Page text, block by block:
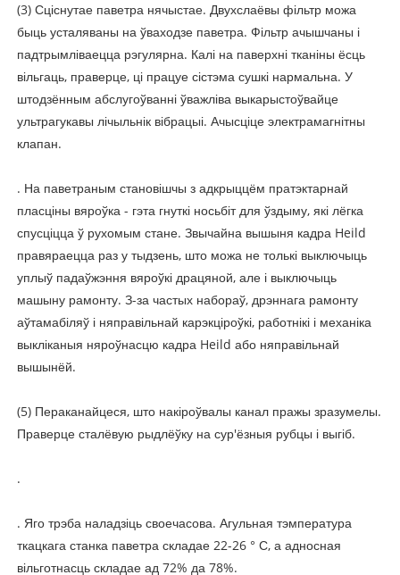
(3) Сціснутае паветра нячыстае. Двухслаёвы фільтр можа
быць усталяваны на ўваходзе паветра. Фільтр ачышчаны і
падтрымліваецца рэгулярна. Калі на паверхні тканіны ёсць
вільгаць, праверце, ці працуе сістэма сушкі нармальна. У
штодзённым абслугоўванні ўважліва выкарыстоўвайце
ультрагукавы лічыльнік вібрацыі. Ачысціце электрамагнітны
клапан.
. На паветраным становішчы з адкрыццём пратэктарнай
пласціны вяроўка - гэта гнуткі носьбіт для ўздыму, які лёгка
спусціцца ў рухомым стане. Звычайна вышыня кадра Heild
правяраецца раз у тыдзень, што можа не толькі выключыць
уплыў падаўжэння вяроўкі драцяной, але і выключыць
машыну рамонту. З-за частых набораў, дрэннага рамонту
аўтамабіляў і няправільнай карэкціроўкі, работнікі і механіка
выкліканыя няроўнасцю кадра Heild або няправільнай
вышынёй.
(5) Пераканайцеся, што накіроўвалы канал пражы зразумелы.
Праверце сталёвую рыдлёўку на сур'ёзныя рубцы і выгіб.
.
. Яго трэба наладзіць своечасова. Агульная тэмпература
ткацкага станка паветра складае 22-26 ° С, а адносная
вільготнасць складае ад 72% да 78%.